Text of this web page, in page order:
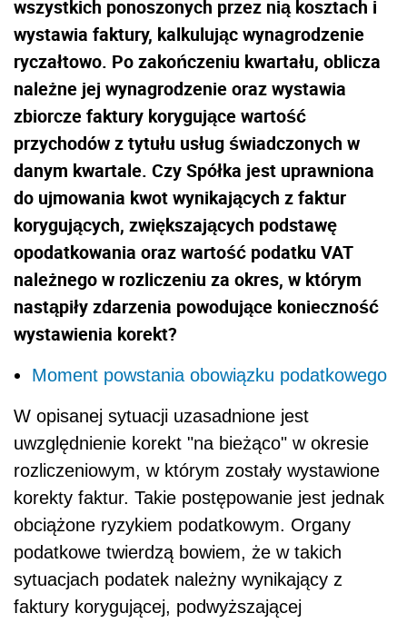
wszystkich ponoszonych przez nią kosztach i
wystawia faktury, kalkulując wynagrodzenie
ryczałtowo. Po zakończeniu kwartału, oblicza
należne jej wynagrodzenie oraz wystawia
zbiorcze faktury korygujące wartość
przychodów z tytułu usług świadczonych w
danym kwartale. Czy Spółka jest uprawniona
do ujmowania kwot wynikających z faktur
korygujących, zwiększających podstawę
opodatkowania oraz wartość podatku VAT
należnego w rozliczeniu za okres, w którym
nastąpiły zdarzenia powodujące konieczność
wystawienia korekt?
Moment powstania obowiązku podatkowego
W opisanej sytuacji uzasadnione jest
uwzględnienie korekt "na bieżąco" w okresie
rozliczeniowym, w którym zostały wystawione
korekty faktur. Takie postępowanie jest jednak
obciążone ryzykiem podatkowym. Organy
podatkowe twierdzą bowiem, że w takich
sytuacjach podatek należny wynikający z
faktury korygującej, podwyższającej